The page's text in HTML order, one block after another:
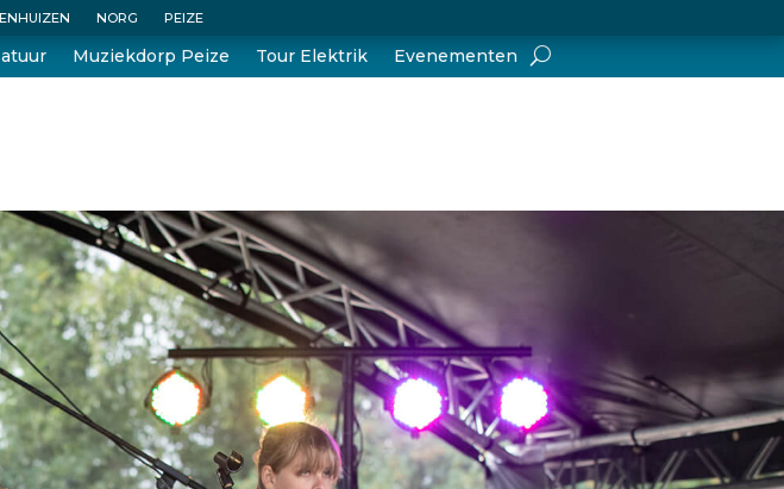
NORG PEIZE
Muziekdorp Peize Tour Elektrik Evenementen